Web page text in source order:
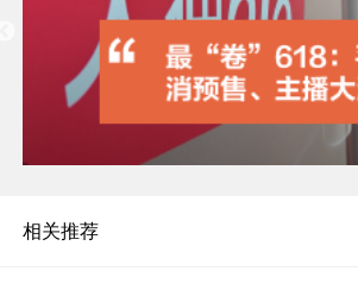
相关推荐